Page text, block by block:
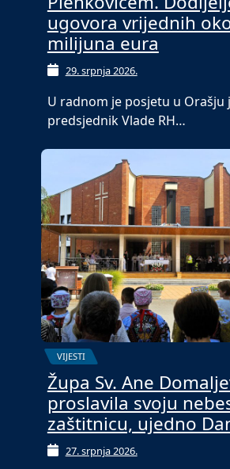
ugovora vrijednih
milijuna eura
29. srpnja 2026.
U radnom je posjetu u Orašju
predsjednik Vlade RH…
VIJESTI
Župa Sv. Ane
proslavila svoju
zaštitnicu, ujedno
27. srpnja 2026.